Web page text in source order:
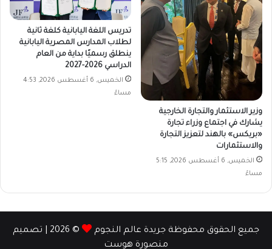
وزير الاستثمار والتجارة الخارجية
يشارك في اجتماع وزراء تجارة
«بريكس» بالهند لتعزيز التجارة
والاستثمارات
الخميس, 6 أغسطس 2026, 5:15
مساءً
تدريس اللغة اليابانية كلغة ثانية
لطلاب المدارس المصرية اليابانية
ينطلق رسميًا بداية من العام
الدراسي 2026-2027
الخميس, 6 أغسطس 2026, 4:53
مساءً
جميع الحقوق محفوظة جريدة عالم النجوم
© 2026 | تصميم
منصورة هوست